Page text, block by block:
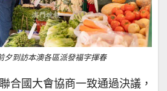
夕到訪本澳各區派發福字揮春
合國大會協商一致通過決議，